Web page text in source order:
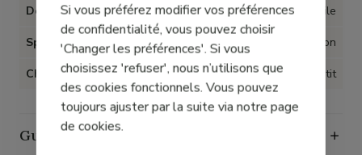
Doublure Textile
Spécial Hallux Valgus Non
Chaussant Petit
Guide des tailles
Si vous préférez modifier vos préférences
de confidentialité, vous pouvez choisir
'Changer les préférences'. Si vous
choisissez 'refuser', nous n’utilisons que
des cookies fonctionnels. Vous pouvez
toujours ajuster par la suite via notre page
de cookies.